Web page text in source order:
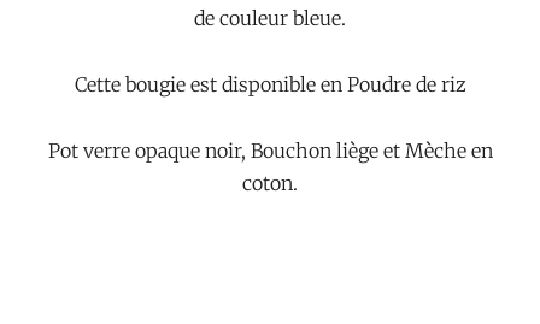
de couleur bleue.
Cette bougie est disponible en Poudre de riz
Pot verre opaque noir, Bouchon liège et Mèche en
coton.